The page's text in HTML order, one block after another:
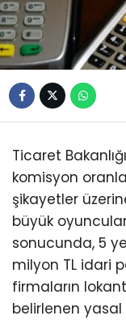
Ticaret
komisyon
şikayetler
büyük
sonucunda, 5
milyon TL idari
firmaların
belirlenen yasal